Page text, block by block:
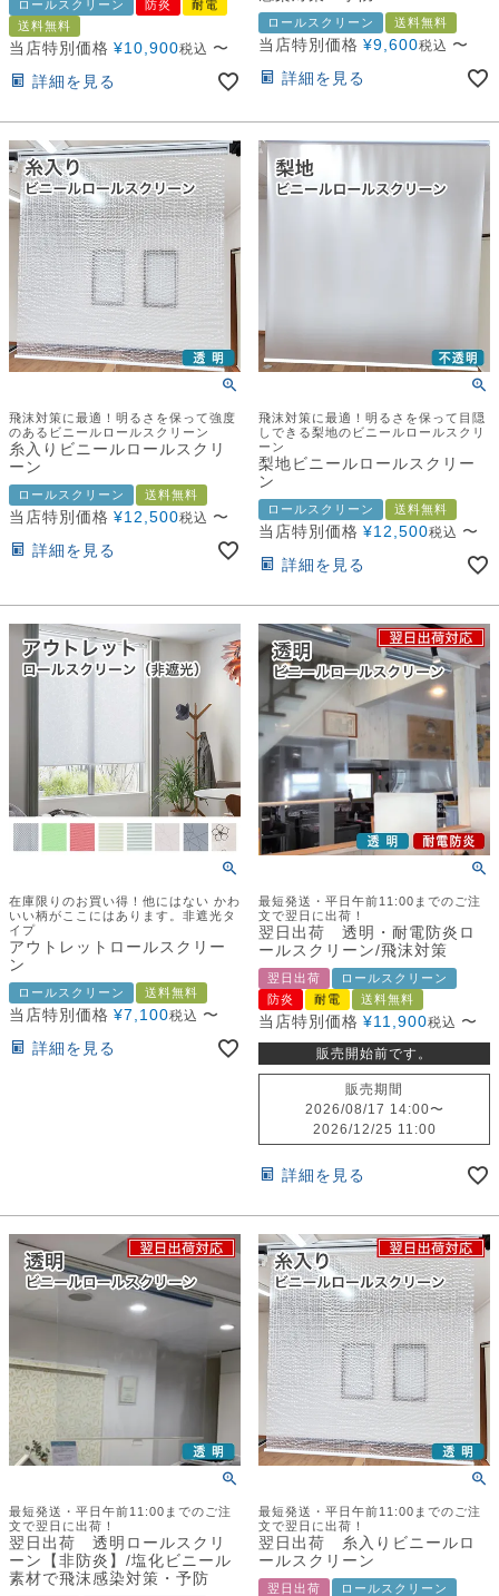
ロールスクリーン 防炎
耐電
送料無料
当店特別価格 ¥10,900税込 〜
詳細を見る
ロールスクリーン 送料無料
当店特別価格 ¥9,600税込 〜
詳細を見る
飛沫対策に最適！明るさを保って強度
のあるビニールロールスクリーン
糸入りビニールロールスクリ
ーン
ロールスクリーン 送料無料
当店特別価格 ¥12,500税込 〜
詳細を見る
飛沫対策に最適！明るさを保って目隠
しできる梨地のビニールロールスクリ
ーン
梨地ビニールロールスクリー
ン
ロールスクリーン 送料無料
当店特別価格 ¥12,500税込 〜
詳細を見る
在庫限りのお買い得！他にはない かわ
いい柄がここにはあります。非遮光タ
イプ
アウトレットロールスクリー
ン
ロールスクリーン 送料無料
当店特別価格 ¥7,100税込 〜
詳細を見る
最短発送・平日午前11:00までのご注
文で翌日に出荷！
翌日出荷 透明・耐電防炎ロ
ールスクリーン/飛沫対策
翌日出荷
ロールスクリーン
防炎
耐電 送料無料
当店特別価格 ¥11,900税込 〜
販売開始前です。
販売期間
2026/08/17 14:00〜
2026/12/25 11:00
詳細を見る
最短発送・平日午前11:00までのご注
文で翌日に出荷！
翌日出荷 透明ロールスクリ
ーン【非防炎】/塩化ビニール
素材で飛沫感染対策・予防
最短発送・平日午前11:00までのご注
文で翌日に出荷！
翌日出荷 糸入りビニールロ
ールスクリーン
翌日出荷
ロールスクリーン